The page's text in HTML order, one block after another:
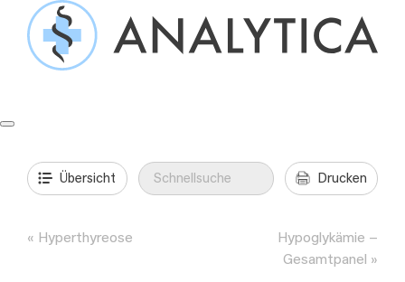
Springe
Inhalt
Übersicht Drucken
Hyperthyreose
Hypoglykämie –
Gesamtpanel